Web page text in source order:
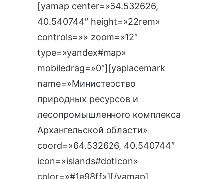
[yamap center=»64.532626,
40.540744″ height=»22rem»
controls=»» zoom=»12″
type=»yandex#map»
mobiledrag=»0″][yaplacemark
name=»Министерство
природных ресурсов и
лесопромышленного комплекса
Архангельской области»
coord=»64.532626, 40.540744″
icon=»islands#dotIcon»
color=»#1e98ff»][/yamap]